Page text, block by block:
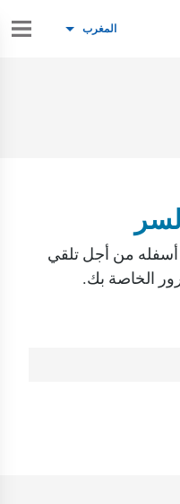
المغرب
أسفله من أجل تلقي
الخاصة بك.